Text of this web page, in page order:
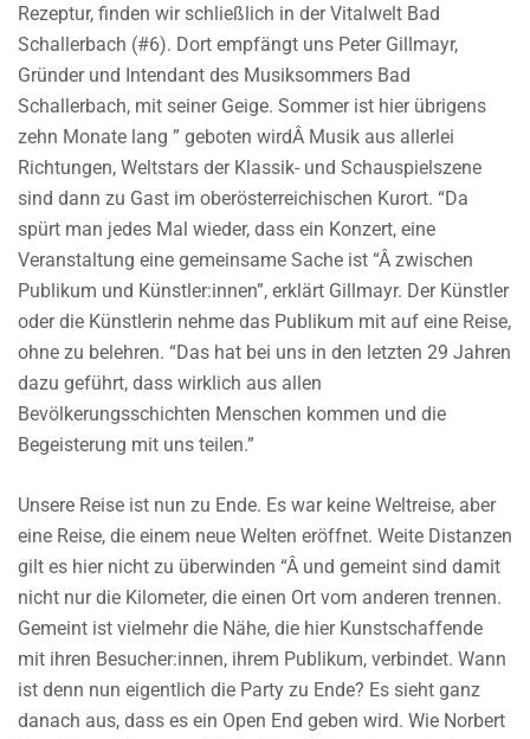
Rezeptur, finden wir schließlich in der Vitalwelt Bad
Schallerbach (#6). Dort empfängt uns Peter Gillmayr,
Gründer und Intendant des Musiksommers Bad
Schallerbach, mit seiner Geige. Sommer ist hier übrigens
zehn Monate lang ” geboten wirdÂ Musik aus allerlei
Richtungen, Weltstars der Klassik- und Schauspielszene
sind dann zu Gast im oberösterreichischen Kurort. “Da
spürt man jedes Mal wieder, dass ein Konzert, eine
Veranstaltung eine gemeinsame Sache ist “Â zwischen
Publikum und Künstler:innen”, erklärt Gillmayr. Der Künstler
oder die Künstlerin nehme das Publikum mit auf eine Reise,
ohne zu belehren. “Das hat bei uns in den letzten 29 Jahren
dazu geführt, dass wirklich aus allen
Bevölkerungsschichten Menschen kommen und die
Begeisterung mit uns teilen.”
Unsere Reise ist nun zu Ende. Es war keine Weltreise, aber
eine Reise, die einem neue Welten eröffnet. Weite Distanzen
gilt es hier nicht zu überwinden “Â und gemeint sind damit
nicht nur die Kilometer, die einen Ort vom anderen trennen.
Gemeint ist vielmehr die Nähe, die hier Kunstschaffende
mit ihren Besucher:innen, ihrem Publikum, verbindet. Wann
ist denn nun eigentlich die Party zu Ende? Es sieht ganz
danach aus, dass es ein Open End geben wird. Wie Norbert